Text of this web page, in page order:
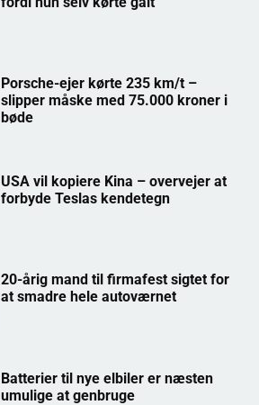
Porsche-ejer kørte 235 km/t –
slipper måske med 75.000 kroner i
bøde
USA vil kopiere Kina – overvejer at
forbyde Teslas kendetegn
20-årig mand til firmafest sigtet for
at smadre hele autoværnet
Batterier til nye elbiler er næsten
umulige at genbruge